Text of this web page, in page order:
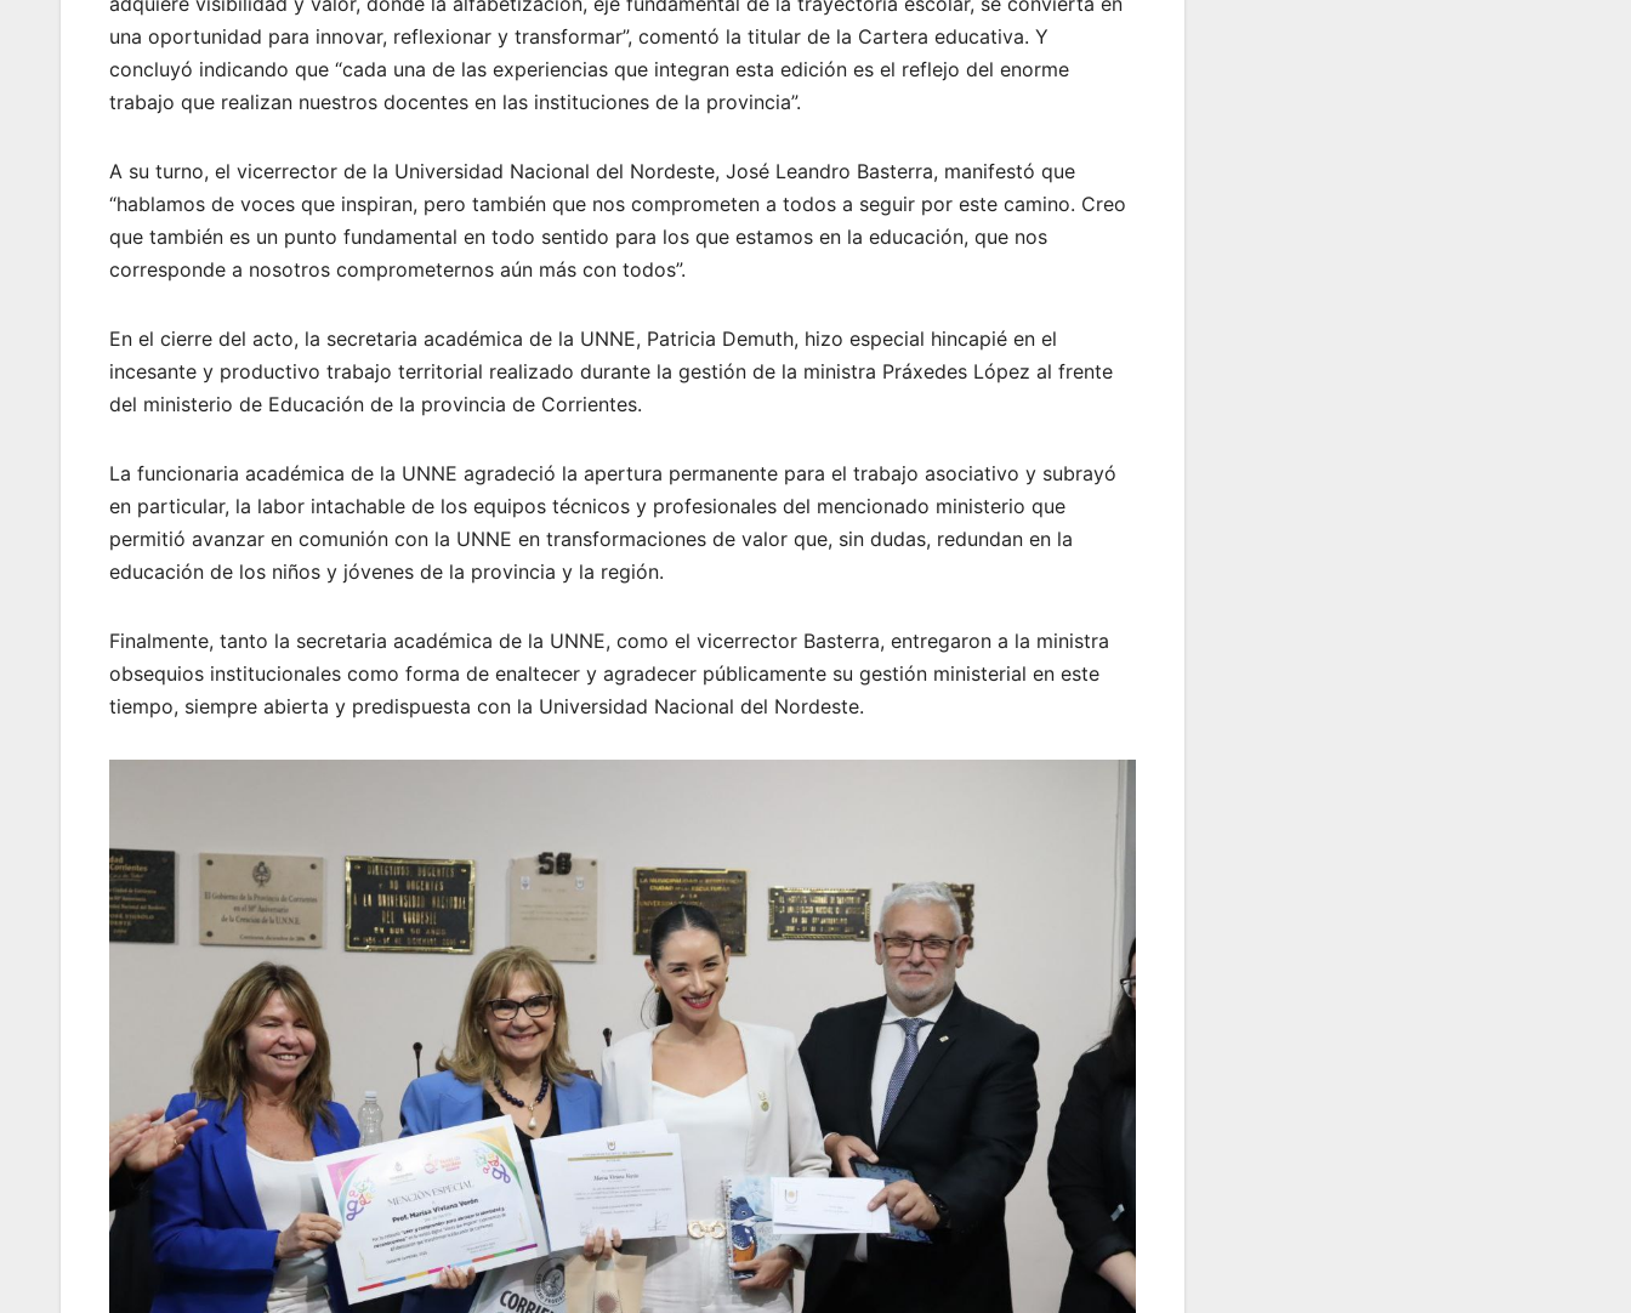
una oportunidad para innovar, reflexionar y transformar”, comentó la titular de la Cartera educativa. Y
concluyó indicando que “cada una de las experiencias que integran esta edición es el reflejo del enorme
trabajo que realizan nuestros docentes en las instituciones de la provincia”.
A su turno, el vicerrector de la Universidad Nacional del Nordeste, José Leandro Basterra, manifestó que
“hablamos de voces que inspiran, pero también que nos comprometen a todos a seguir por este camino. Creo
que también es un punto fundamental en todo sentido para los que estamos en la educación, que nos
corresponde a nosotros comprometernos aún más con todos”.
En el cierre del acto, la secretaria académica de la UNNE, Patricia Demuth, hizo especial hincapié en el
incesante y productivo trabajo territorial realizado durante la gestión de la ministra Práxedes López al frente
del ministerio de Educación de la provincia de Corrientes.
La funcionaria académica de la UNNE agradeció la apertura permanente para el trabajo asociativo y subrayó
en particular, la labor intachable de los equipos técnicos y profesionales del mencionado ministerio que
permitió avanzar en comunión con la UNNE en transformaciones de valor que, sin dudas, redundan en la
educación de los niños y jóvenes de la provincia y la región.
Finalmente, tanto la secretaria académica de la UNNE, como el vicerrector Basterra, entregaron a la ministra
obsequios institucionales como forma de enaltecer y agradecer públicamente su gestión ministerial en este
tiempo, siempre abierta y predispuesta con la Universidad Nacional del Nordeste.